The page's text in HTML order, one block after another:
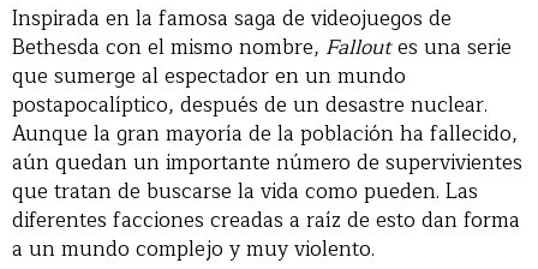
Inspirada en la famosa saga de videojuegos de
Bethesda con el mismo nombre, Falloutes una serie
que sumerge al espectador en un mundo
postapocalíptico, después de un desastre nuclear.
Aunque la gran mayoría de la población ha fallecido,
aún quedan un importante número de supervivientes
que tratan de buscarse la vida como pueden. Las
diferentes facciones creadas a raíz de esto dan forma
a un mundo complejo y muy violento.